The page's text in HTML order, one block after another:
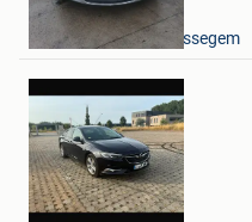
Auto Export
Meise + Deel Van Brussegem
Bewaren
Mijn
Favorieten
Dan